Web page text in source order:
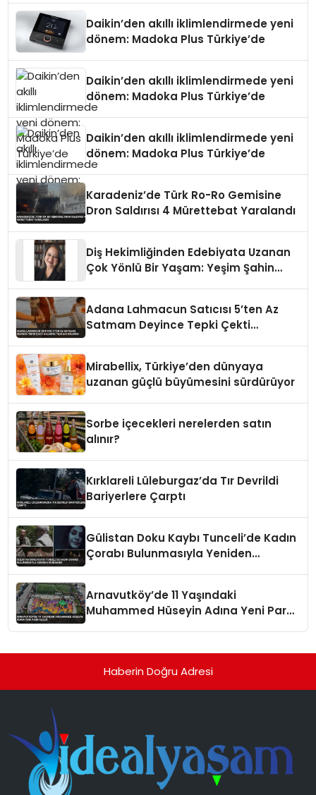
Daikin’den akıllı iklimlendirmede yeni
dönem: Madoka Plus Türkiye’de
Daikin’den akıllı iklimlendirmede yeni
dönem: Madoka Plus Türkiye’de
Daikin’den akıllı iklimlendirmede yeni
dönem: Madoka Plus Türkiye’de
Karadeniz’de Türk Ro-Ro Gemisine
Dron Saldırısı 4 Mürettebat Yaralandı
Diş Hekimliğinden Edebiyata Uzanan
Çok Yönlü Bir Yaşam: Yeşim Şahin
Adana Lahmacun Satıcısı 5’ten Az
Satmam Deyince Tepki Çekti
Mirabellix, Türkiye’den dünyaya
uzanan güçlü büyümesini sürdürüyor
Sorbe içecekleri nerelerden satın
alınır?
Kırklareli Lüleburgaz’da Tır Devrildi
Bariyerlere Çarptı
Gülistan Doku Kaybı Tunceli’de Kadın
Çorabı Bulunmasıyla Yeniden
Arnavutköy’de 11 Yaşındaki
Muhammed Hüseyin Adına Yeni Park
Haberin Doğru Adresi